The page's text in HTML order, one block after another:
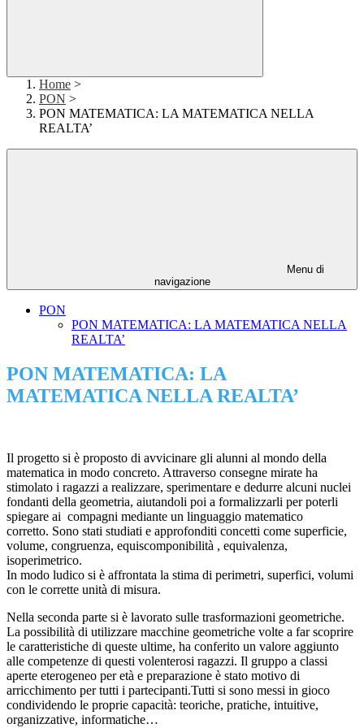
Home >
PON >
PON MATEMATICA: LA MATEMATICA NELLA
REALTA’
Menu di
navigazione
PON
PON MATEMATICA: LA MATEMATICA NELLA
REALTA’
PON MATEMATICA: LA
MATEMATICA NELLA REALTA’
Il progetto si è proposto di avvicinare gli alunni al mondo della
matematica in modo concreto. Attraverso consegne mirate ha
stimolato i ragazzi a realizzare, sperimentare e dedurre alcuni nuclei
fondanti della geometria, aiutandoli poi a formalizzarli per poterli
spiegare ai compagni mediante un linguaggio matematico
corretto. Sono stati studiati e approfonditi concetti come superficie,
volume, congruenza, equiscomponibilità , equivalenza,
isoperimetrico.
In modo ludico si è affrontata la stima di perimetri, superfici, volumi
con le corrette unità di misura.
Nella seconda parte si è lavorato sulle trasformazioni geometriche.
La possibilità di utilizzare macchine geometriche volte a far scoprire
le caratteristiche di queste ultime, ha conferito un valore aggiunto
alle competenze di questi volenterosi ragazzi. Il gruppo a classi
aperte eterogeneo per età e preparazione è stato motivo di
arricchimento per tutti i partecipanti.Tutti si sono messi in gioco
condividendo le proprie capacità: teoriche, pratiche, intuitive,
organizzative, informatiche…